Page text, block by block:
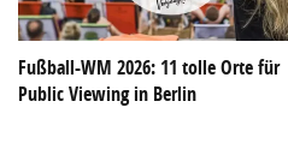
Fußball-WM 2026: 11 tolle Orte für
Public Viewing in Berlin